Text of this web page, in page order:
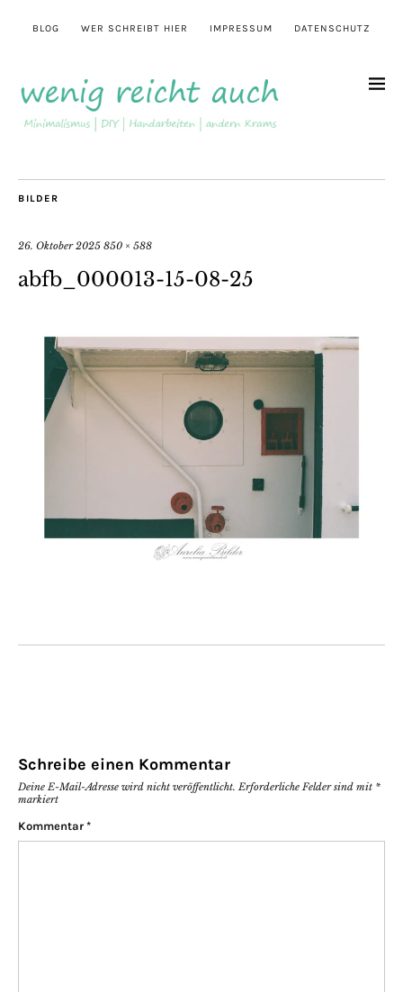
BLOG WER SCHREIBT HIER IMPRESSUM DATENSCHUTZ
BILDER
26. Oktober 2025 850 × 588
abfb_000013-15-08-25
Schreibe einen Kommentar
Deine E-Mail-Adresse wird nicht veröffentlicht. Erforderliche Felder sind mit *
markiert
Kommentar *